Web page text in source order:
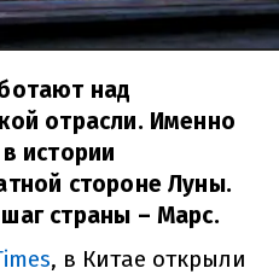
над
отрасли. Именно
истории
стороне Луны.
страны – Марс.
, в Китае открыли